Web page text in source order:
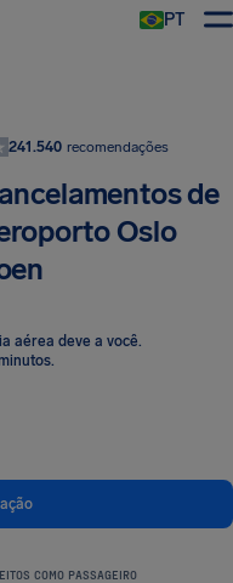
PT
241.540 recomendações
de
Oslo
aérea deve a você.
COMO PASSAGEIRO